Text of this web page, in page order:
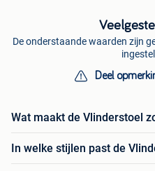
De onderstaande waarden zijn
Deel
Wat maakt de Vlinderstoel
In welke stijlen past de